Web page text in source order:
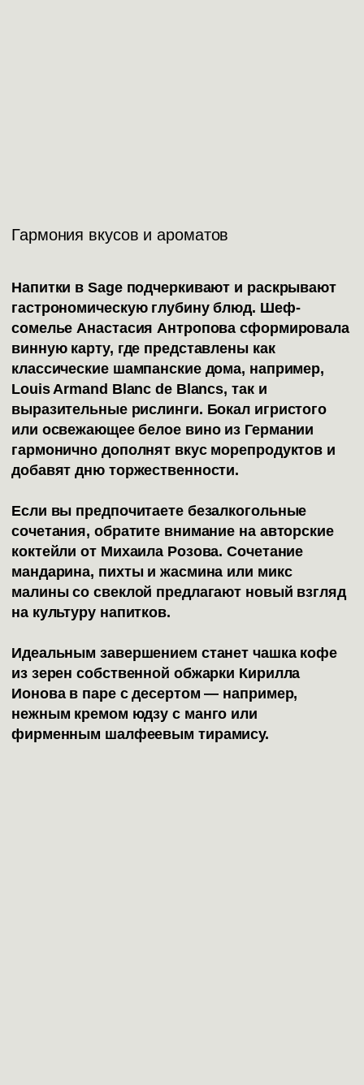
Гармония вкусов и ароматов
Напитки в Sage подчеркивают и раскрывают
гастрономическую глубину блюд. Шеф-
сомелье Анастасия Антропова сформировала
винную карту, где представлены как
классические шампанские дома, например,
Louis Armand Blanc de Blancs, так и
выразительные рислинги. Бокал игристого
или освежающее белое вино из Германии
гармонично дополнят вкус морепродуктов и
добавят дню торжественности.
Если вы предпочитаете безалкогольные
сочетания, обратите внимание на авторские
коктейли от Михаила Розова. Сочетание
мандарина, пихты и жасмина или микс
малины со свеклой предлагают новый взгляд
на культуру напитков.
Идеальным завершением станет чашка кофе
из зерен собственной обжарки Кирилла
Ионова в паре с десертом — например,
нежным кремом юдзу с манго или
фирменным шалфеевым тирамису.